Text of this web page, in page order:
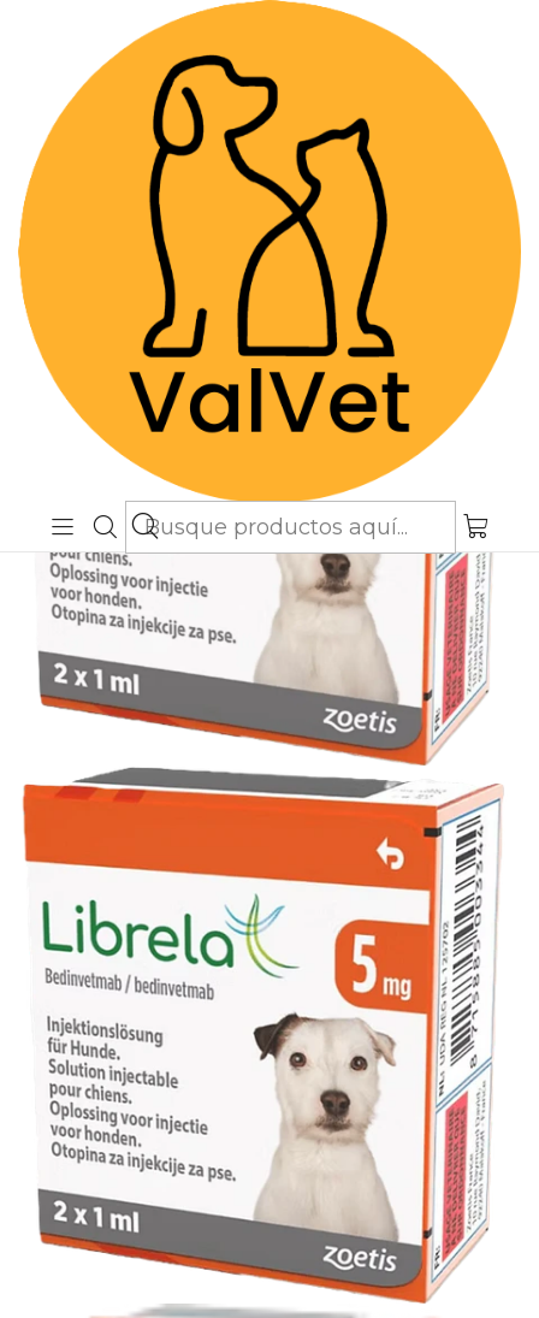
Despacho GRATIS por compras sobre
$89.990(Válido desde Coquimbo hasta Los
Lagos)
Farmacia Veterinaria
Terapias Biológicas
Librela 5 mg (Administración en Clínica o Caja
Cerrada)